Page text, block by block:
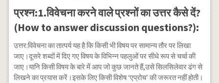
प्रश्न:1.विवेचना करने वाले प्रश्नों का उत्तर कैसे दें?
(How to answer discussion questions?):
उत्तर:विवेचना का तात्पर्य यह है कि किसी भी विषय पर सामान्य तौर पर लिखा
जाए।दूसरे शब्दों में दिए गए विषय के विभिन्न पहलुओं पर सीधे रूप से चर्चा की
जाए।यानि किसी विषय के बारे में आप जो कुछ जानते हैं,उसे सिलसिलेवार ढंग से
लिखने का प्रयास करें।इसके लिए किसी विशेष ‘एप्रोच’ की जरूरत नहीं होती।